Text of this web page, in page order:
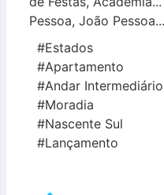
Pessoa, João Pessoa...
#Estados
#Apartamento
#Andar Intermediário
#Moradia
#Nascente Sul
#Lançamento